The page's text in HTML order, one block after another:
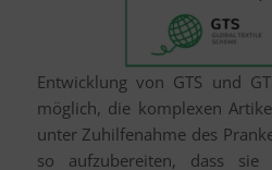
Entwicklung von GTS und
möglich, die komplexen
unter Zuhilfenahme des
so aufzubereiten, dass sie